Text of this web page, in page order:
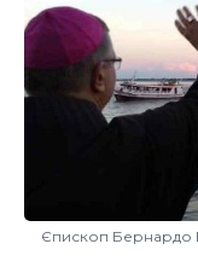
Єпископ Бернардо